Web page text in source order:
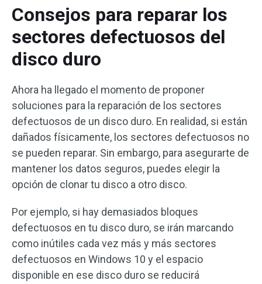
Consejos para reparar los
sectores defectuosos del
disco duro
Ahora ha llegado el momento de proponer
soluciones para la reparación de los sectores
defectuosos de un disco duro. En realidad, si están
dañados físicamente, los sectores defectuosos no
se pueden reparar. Sin embargo, para asegurarte de
mantener los datos seguros, puedes elegir la
opción de clonar tu disco a otro disco.
Por ejemplo, si hay demasiados bloques
defectuosos en tu disco duro, se irán marcando
como inútiles cada vez más y más sectores
defectuosos en Windows 10 y el espacio
disponible en ese disco duro se reducirá